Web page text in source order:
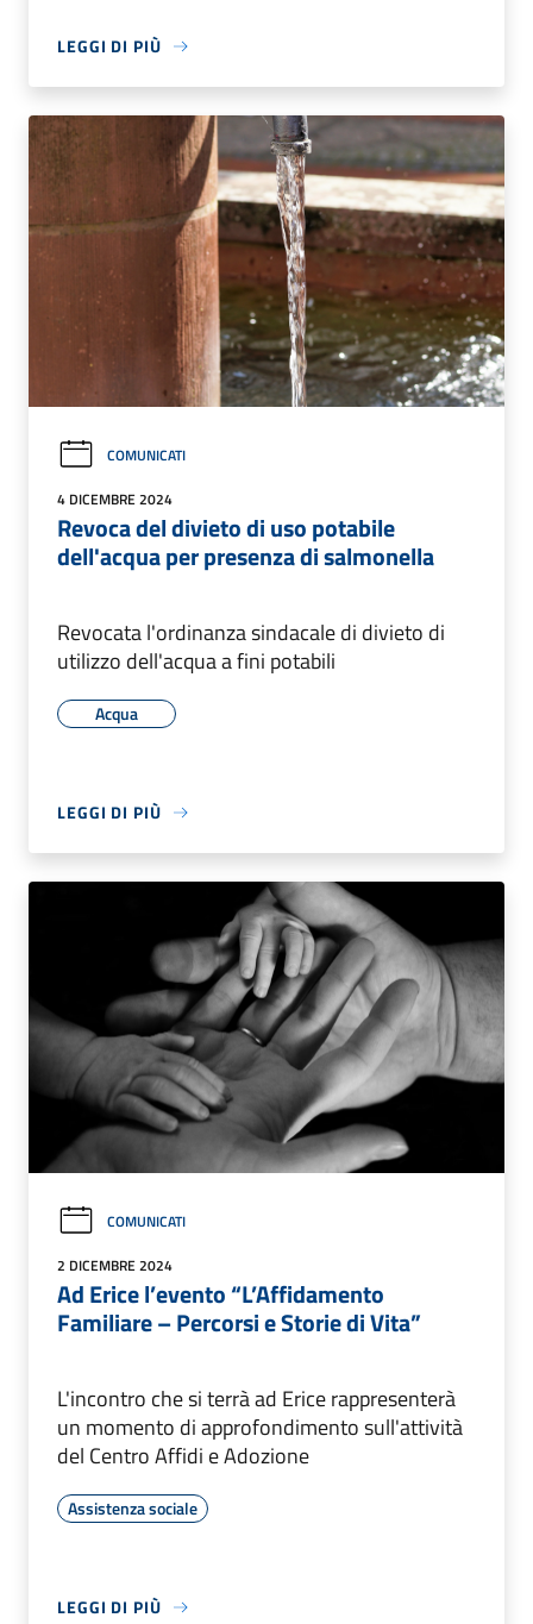
LEGGI DI PIÙ
COMUNICATI
4 DICEMBRE 2024
Revoca del divieto di uso potabile
dell'acqua per presenza di salmonella
Revocata l'ordinanza sindacale di divieto di
utilizzo dell'acqua a fini potabili
Acqua
LEGGI DI PIÙ
COMUNICATI
2 DICEMBRE 2024
Ad Erice l’evento “L’Affidamento
Familiare – Percorsi e Storie di Vita”
L'incontro che si terrà ad Erice rappresenterà
un momento di approfondimento sull'attività
del Centro Affidi e Adozione
Assistenza sociale
LEGGI DI PIÙ